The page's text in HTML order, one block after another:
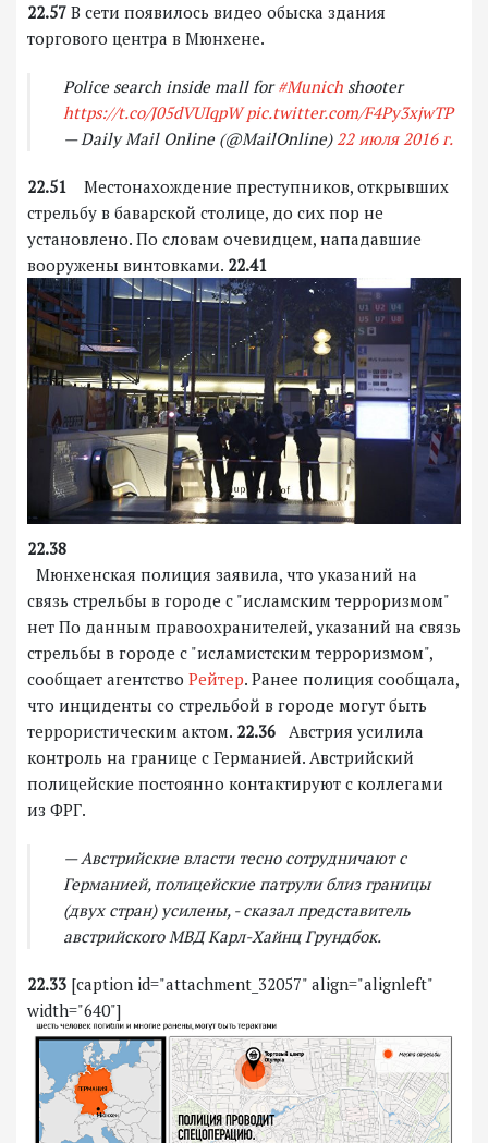
22.57 В сети появилось видео обыска здания
торгового центра в Мюнхене.
Police search inside mall for#Munich shooter
https://t.co/J05dVUIqpW pic.twitter.com/F4Py3xjwTP
— Daily Mail Online (@MailOnline)22 июля 2016 г.
22.51 Местонахождение преступников, открывших
стрельбу в баварской столице, до сих пор не
установлено. По словам очевидцем, нападавшие
вооружены винтовками. 22.41
22.38
Мюнхенская полиция заявила, что указаний на
связь стрельбы в городе с "исламским терроризмом"
нет По данным правоохранителей, указаний на связь
стрельбы в городе с "исламистским терроризмом",
сообщает агентство Рейтер. Ранее полиция сообщала,
что инциденты со стрельбой в городе могут быть
террористическим актом. 22.36 Австрия усилила
контроль на границе с Германией. Австрийский
полицейские постоянно контактируют с коллегами
из ФРГ.
— Австрийские власти тесно сотрудничают с
Германией, полицейские патрули близ границы
(двух стран) усилены, - сказал представитель
австрийского МВД Карл-Хайнц Грундбок.
22.33 [caption id="attachment_32057" align="alignleft"
width="640"]